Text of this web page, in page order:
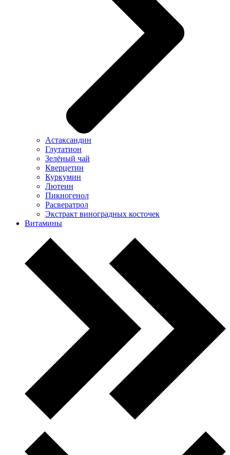
Астаксандин
Глутатион
Зелёный чай
Кверцетин
Куркумин
Лютеин
Пикногенол
Расвератрол
Экстракт виноградных косточек
Витамины